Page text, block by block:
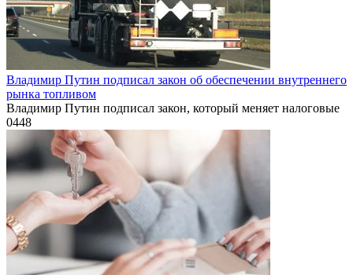
Владимир Путин подписал закон об обеспечении внутреннего
рынка топливом
Владимир Путин подписал закон, который меняет налоговые
0448